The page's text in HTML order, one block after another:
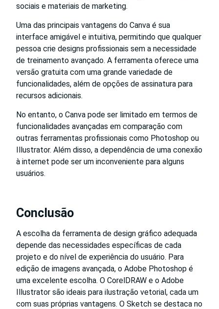
sociais e materiais de marketing.
Uma das principais vantagens do Canva é sua
interface amigável e intuitiva, permitindo que qualquer
pessoa crie designs profissionais sem a necessidade
de treinamento avançado. A ferramenta oferece uma
versão gratuita com uma grande variedade de
funcionalidades, além de opções de assinatura para
recursos adicionais.
No entanto, o Canva pode ser limitado em termos de
funcionalidades avançadas em comparação com
outras ferramentas profissionais como Photoshop ou
Illustrator. Além disso, a dependência de uma conexão
à internet pode ser um inconveniente para alguns
usuários.
Conclusão
A escolha da ferramenta de design gráfico adequada
depende das necessidades específicas de cada
projeto e do nível de experiência do usuário. Para
edição de imagens avançada, o Adobe Photoshop é
uma excelente escolha. O CorelDRAW e o Adobe
Illustrator são ideais para ilustração vetorial, cada um
com suas próprias vantagens. O Sketch se destaca no